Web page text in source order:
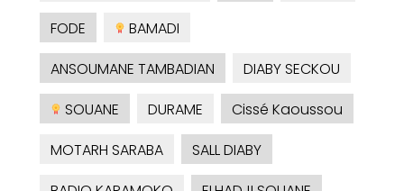
FODE
BAMADI
ANSOUMANE TAMBADIAN
DIABY SECKOU
SOUANE
DURAME
Cissé Kaoussou
MOTARH SARABA
SALL DIABY